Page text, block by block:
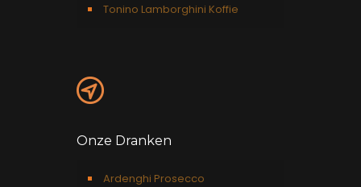
Tonino Lamborghini Koffie
Onze Dranken
Ardenghi Prosecco